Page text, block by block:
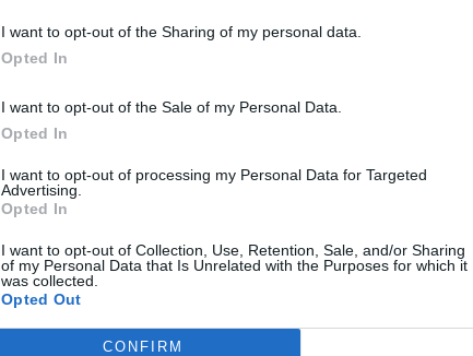
I want to opt-out of the Sharing of my personal data.
Opted In
I want to opt-out of the Sale of my Personal Data.
Opted In
I want to opt-out of processing my Personal Data for Targeted
Advertising.
Opted In
I want to opt-out of Collection, Use, Retention, Sale, and/or Sharing
of my Personal Data that Is Unrelated with the Purposes for which it
was collected.
Opted Out
CONFIRM